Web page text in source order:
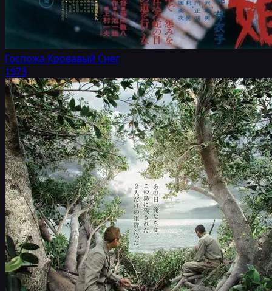
Госпожа Кровавый Снег
1973